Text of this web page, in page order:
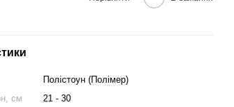
Полістоун (Полімер)
см
21 - 30